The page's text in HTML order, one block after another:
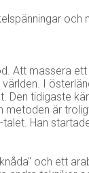
och
Att massera
I
Den tidigaste
är
Han
och ett